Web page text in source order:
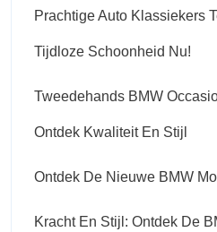
Prachtige Auto Klassiekers
Tijdloze Schoonheid Nu!
Tweedehands BMW
Ontdek Kwaliteit En Stijl
Ontdek De Nieuwe BMW
Kracht En Stijl: Ontdek De